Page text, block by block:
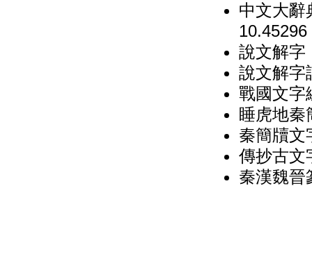
中文大辭
10.45296
說文解字
說文解字
戰國文字
睡虎地秦
秦簡牘文
傳抄古文
秦漢魏晉